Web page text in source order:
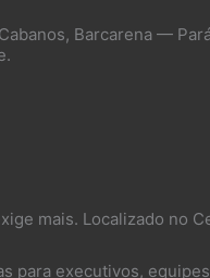
Barcarena —
mais. Localizado no
para executivos,